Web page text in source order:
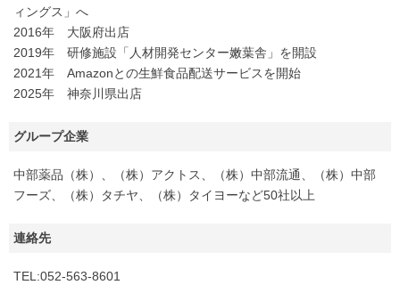
ィングス」へ
2016年 大阪府出店
2019年 研修施設「人材開発センター嫩葉舎」を開設
2021年 Amazonとの生鮮食品配送サービスを開始
2025年 神奈川県出店
グループ企業
中部薬品（株）、（株）アクトス、（株）中部流通、（株）中部
フーズ、（株）タチヤ、（株）タイヨーなど50社以上
連絡先
TEL:052-563-8601